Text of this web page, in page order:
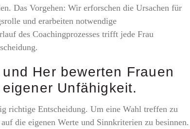
Das Vorgehen: Wir erforschen die Ursachen für
und erarbeiten notwendige
des Coachingprozesses trifft jede Frau
Her bewerten Frauen
Unfähigkeit.
richtige Entscheidung. Um eine Wahl treffen zu
die eigenen Werte und Sinnkriterien zu besinnen.